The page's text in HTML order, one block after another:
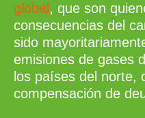
global , que son
consecuencias del
sido
emisiones de gases
los países del norte,
compensación de